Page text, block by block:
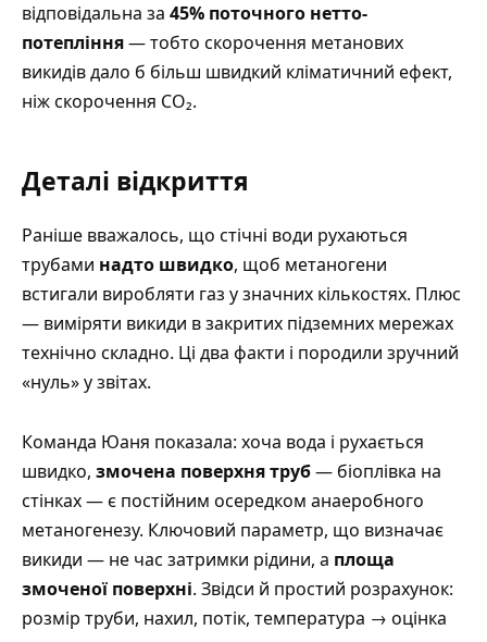
відповідальна за 45% поточного нетто-
потепління— тобто скорочення метанових
викидів дало б більш швидкий кліматичний ефект,
ніж скорочення CO₂.
Деталі відкриття
Раніше вважалось, що стічні води рухаються
трубами надто швидко, щоб метаногени
встигали виробляти газ у значних кількостях. Плюс
— виміряти викиди в закритих підземних мережах
технічно складно. Ці два факти і породили зручний
«нуль» у звітах.
Команда Юаня показала: хоча вода і рухається
швидко, змочена поверхня труб— біоплівка на
стінках — є постійним осередком анаеробного
метаногенезу. Ключовий параметр, що визначає
викиди — не час затримки рідини, а площа
змоченої поверхні. Звідси й простий розрахунок:
розмір труби, нахил, потік, температура → оцінка